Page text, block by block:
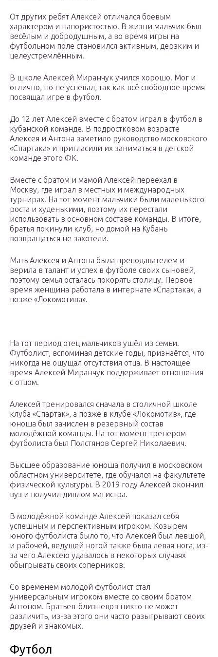
От других ребят Алексей отличался боевым
характером и напористостью. В жизни мальчик был
весёлым и добродушным, а во время игры на
футбольном поле становился активным, дерзким и
целеустремлённым.
В школе Алексей Миранчук учился хорошо. Мог и
отлично, но не успевал, так как всё свободное время
посвящал игре в футбол.
До 12 лет Алексей вместе с братом играл в футбол в
кубанской команде. В подростковом возрасте
Алексея и Антона заметило руководство московского
«Спартака» и пригласили их заниматься в детской
команде этого ФК.
Вместе с братом и мамой Алексей переехал в
Москву, где играл в местных и международных
турнирах. На тот момент мальчики были маленького
роста и худенькими, поэтому их перестали
использовать в основном составе команды. В итоге,
братья покинули клуб, но домой на Кубань
возвращаться не захотели.
Мать Алексея и Антона была преподавателем и
верила в талант и успех в футболе своих сыновей,
поэтому семья осталась покорять столицу. Первое
время женщина работала в интернате «Спартака», а
позже «Локомотива».
На тот период отец мальчиков ушёл из семьи.
Футболист, вспоминая детские годы, признаётся, что
никогда не ощущал отсутствия отца. В настоящее
время Алексей Миранчук поддерживает отношения
с отцом.
Алексей тренировался сначала в столичной школе
клуба «Спартак», а позже в клубе «Локомотив», где
юноша был зачислен в резервный состав
молодёжной команды. На тот момент тренером
футболиста был Полстянов Сергей Николаевич.
Высшее образование юноша получил в московском
областном университете, где обучался на факультете
физической культуры. В 2019 году Алексей окончил
вуз и получил диплом магистра.
В молодёжной команде Алексей показал себя
успешным и перспективным игроком. Козырем
юного футболиста было то, что Алексей был левшой,
и рабочей, ведущей ногой также была левая нога, из-
за чего Алексею удавалось в некоторых случаях
обыгрывать своих соперников.
Со временем молодой футболист стал
универсальным игроком вместе со своим братом
Антоном. Братьев-близнецов никто не может
различить, из-за этого они часто разыгрывают своих
друзей и знакомых.
Футбол